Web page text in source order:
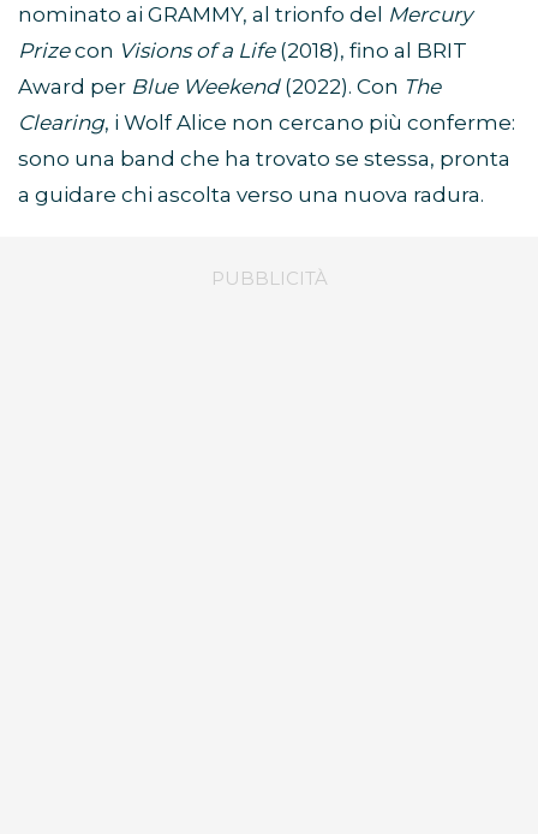
nominato ai GRAMMY, al trionfo del Mercury
Prizecon Visions of a Life(2018), fino al BRIT
Award per Blue Weekend(2022). Con The
Clearing, i Wolf Alice non cercano più conferme:
sono una band che ha trovato se stessa, pronta
a guidare chi ascolta verso una nuova radura.